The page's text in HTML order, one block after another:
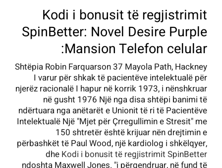
Kodi i bonusit të regjistrimit
SpinBetter: Novel Desire Purple
Mansion Telefon celular:
Shtëpia Robin Farquarson 37 Mayola Path, Hackney
I varur për shkak të pacientëve intelektualë për
njerëz racionalë I hapur në korrik 1973, i nënshkruar
në gusht 1976 Një nga disa shtëpi banimi të
ndërtuara nga anëtarët e Unionit të ri të Pacientëve
Intelektualë Një "Mjet për Çrregullimin e Stresit" me
150 shtretër është krijuar nën drejtimin e
përbashkët të Paul Wood, një kardiolog i shkëlqyer,
dhe Kodi i bonusit të regjistrimit SpinBetter
ndoshta Maxwell Jones. "i përqendruar, në fund të